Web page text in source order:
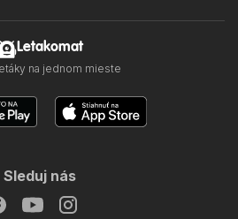
Letakomat
na jednom mieste
Sleduj nás